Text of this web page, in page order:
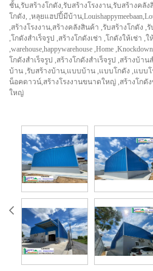
ชั้น,รับสร้างโกดัง,รับสร้างโรงงาน,รับสร้างคลั
โกดัง, ,หลุยแฮปปี้มีบ้าน
,สร้างโรงงาน,สร้างคลังสินค้า ,รับสร้างโกดัง ,
,โกดังสำเร็จรูป ,สร้างโกดังเช่า ,โกดังให้เช่า ,ใ
,warehouse,happywarehouse ,Home
โกดังสำเร็จรูป ,สร้างโกดังสำเร็จรูป ,สร้างบ้า
บ้าน ,รับสร้างบ้าน,แบบบ้าน ,แบบโกดัง ,แบบ
น็อคดาวน์,สร้างโรงงานขนาดใหญ่ ,สร้างโก
ใหญ่